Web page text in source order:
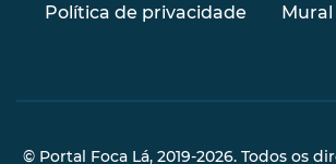
Política de privacidade
© Portal Foca Lá, 2019-2026. Todos os